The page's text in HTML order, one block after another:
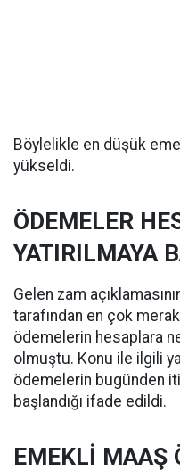
Böylelikle en düşük
yükseldi.
ÖDEMELER
YATIRILMAYA
Gelen zam
tarafından en çok
ödemelerin hesaplara
olmuştu. Konu ile ilgili
ödemelerin bugünden
başlandığı ifade edildi.
EMEKLİ MAAŞ